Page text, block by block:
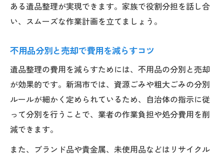
ある遺品整理が実現できます。家族で役割分担を話し合
い、スムーズな作業計画を立てましょう。
不用品分別と売却で費用を減らすコツ
遺品整理の費用を減らすためには、不用品の分別と売却
が効果的です。新潟市では、資源ごみや粗大ごみの分別
ルールが細かく定められているため、自治体の指示に従
って分別を行うことで、業者の作業負担や処分費用を削
減できます。
また、ブランド品や貴金属、未使用品などはリサイクル